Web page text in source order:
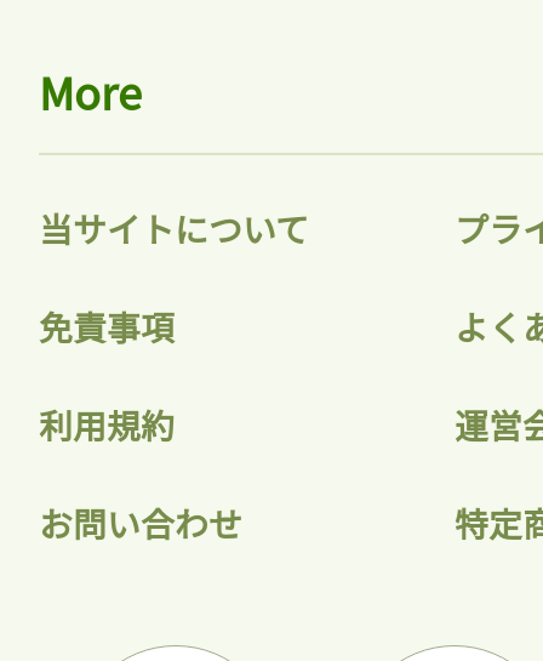
More
当サイトについて プラ
免責事項 よく
利用規約 運営
お問い合わせ 特定